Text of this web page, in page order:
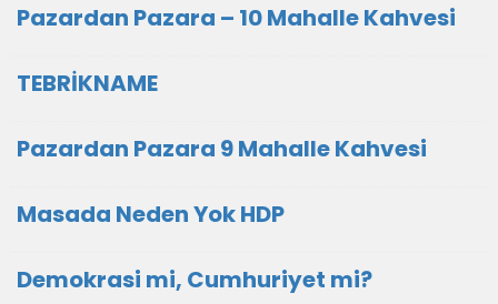
Pazardan Pazara – 10 Mahalle Kahvesi
TEBRİKNAME
Pazardan Pazara 9 Mahalle Kahvesi
Masada Neden Yok HDP
Demokrasi mi, Cumhuriyet mi?